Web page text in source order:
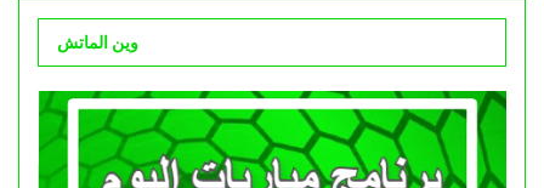
وين الماتش